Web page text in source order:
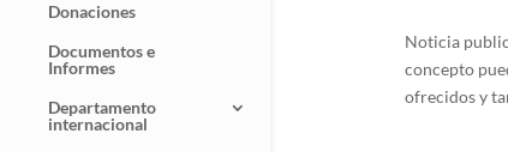
Donaciones
Documentos e
Informes
Departamento
internacional
Noticia
concepto
ofrecidos y